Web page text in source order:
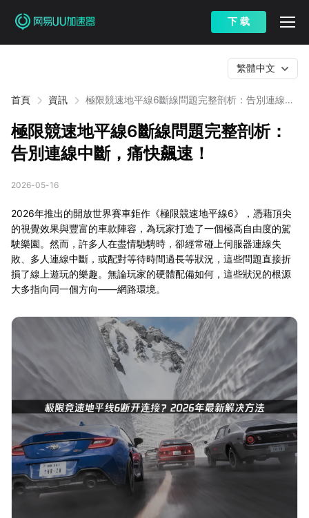
下 载
首頁 資訊
極限競速地平線6斷線問題完整剖析：告別連線中
繁體中文
極限競速地平線6斷線問題完整剖析：
告別連線中斷，痛快飆速！
2026-05-16
2026年推出的開放世界賽車鉅作《極限競速地平線6》，憑藉頂尖
的視覺效果與豐富的車款陣容，為玩家打造了一個極高自由度的駕
駛樂園。然而，許多人在盡情馳騁時，卻經常碰上伺服器連線失
敗、多人連線中斷，或配對等待時間過長等狀況，這些問題直接折
損了線上遊玩的樂趣。無論玩家的硬體配備如何，這些狀況的根源
大多指向同一個方向——網路環境。